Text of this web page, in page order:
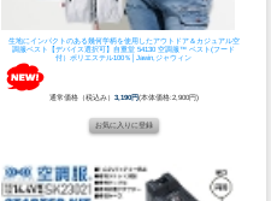
生地にインパクトのある幾何学柄を使用したアウトドア＆カジュアル空
調服ベスト
【デバイス選択可】自重堂 54130 空調服™ ベスト(フード
付）ポリエステル100％│Jawin,ジャウィン
通常価格（税込み） 3,190円(本体価格:2,900円)